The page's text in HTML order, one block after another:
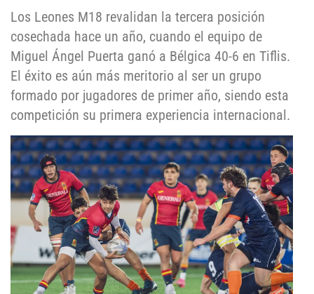
Los Leones M18 revalidan la tercera posición
cosechada hace un año, cuando el equipo de
Miguel Ángel Puerta ganó a Bélgica 40-6 en Tiflis.
El éxito es aún más meritorio al ser un grupo
formado por jugadores de primer año, siendo esta
competición su primera experiencia internacional.